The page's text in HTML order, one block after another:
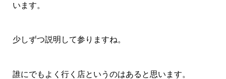
います。
少しずつ説明して参りますね。
誰にでもよく行く店というのはあると思います。